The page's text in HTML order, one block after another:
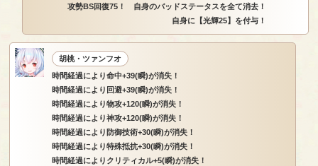
攻勢BS回復75！ 自身のバッドステータスを全て消去！
自身に【光輝25】を付与！
胡桃・ツァンフオ
時間経過により命中+39(瞬)が消失！
時間経過により回避+39(瞬)が消失！
時間経過により物攻+120(瞬)が消失！
時間経過により神攻+120(瞬)が消失！
時間経過により防御技術+30(瞬)が消失！
時間経過により特殊抵抗+30(瞬)が消失！
時間経過によりクリティカル+5(瞬)が消失！